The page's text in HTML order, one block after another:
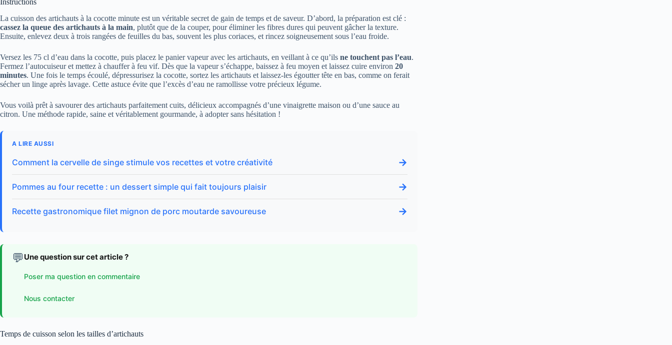
Instructions
La cuisson des artichauts à la cocotte minute est un véritable secret de gain de temps et de saveur. D’abord, la préparation est clé :
cassez la queue des artichauts à la main, plutôt que de la couper, pour éliminer les fibres dures qui peuvent gâcher la texture.
Ensuite, enlevez deux à trois rangées de feuilles du bas, souvent les plus coriaces, et rincez soigneusement sous l’eau froide.
Versez les 75 cl d’eau dans la cocotte, puis placez le panier vapeur avec les artichauts, en veillant à ce qu’ils ne touchent pas l’eau.
Fermez l’autocuiseur et mettez à chauffer à feu vif. Dès que la vapeur s’échappe, baissez à feu moyen et laissez cuire environ 20
minutes. Une fois le temps écoulé, dépressurisez la cocotte, sortez les artichauts et laissez-les égoutter tête en bas, comme on ferait
sécher un linge après lavage. Cette astuce évite que l’excès d’eau ne ramollisse votre précieux légume.
Vous voilà prêt à savourer des artichauts parfaitement cuits, délicieux accompagnés d’une vinaigrette maison ou d’une sauce au
citron. Une méthode rapide, saine et véritablement gourmande, à adopter sans hésitation !
A LIRE AUSSI
Comment la cervelle de singe stimule vos recettes et votre créativité →
Pommes au four recette : un dessert simple qui fait toujours plaisir →
Recette gastronomique filet mignon de porc moutarde savoureuse →
💬 Une question sur cet article ?
Poser ma question en commentaire
Nous contacter
Temps de cuisson selon les tailles d’artichauts